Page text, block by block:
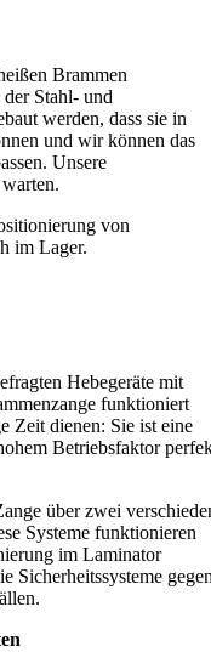
Brammen
Stahl- und
werden, dass sie in
und wir können das
Unsere
von
im Lager.
Hebegeräte mit
funktioniert
Zeit dienen: Sie ist eine
Betriebsfaktor
über zwei
Systeme funktionieren
im Laminator
Sicherheitssysteme